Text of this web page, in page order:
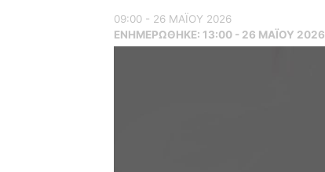
09:00 - 26 ΜΑΪ́ΟΥ 2026
ΕΝΗΜΕΡΏΘΗΚΕ: 13:00 - 26 ΜΑΪ́ΟΥ 2026